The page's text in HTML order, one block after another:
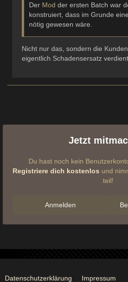
Der Mod der ersten Batch war
konstruiert, dass im Grunde
nötig gewesen wäre.
Nicht nur das, sondern die
eigentlich Schadensersatz
Jetzt
Du hast noch kein
Registriere dich kostenlos und
teil!
Anmelden
Datenschutzerklärung Impressum